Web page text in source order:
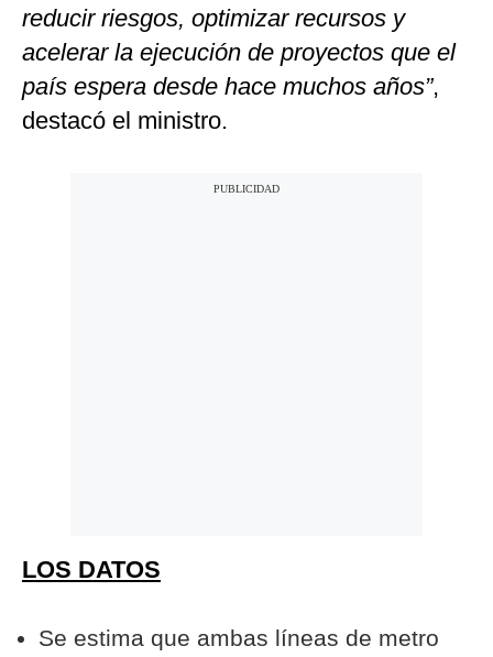
reducir riesgos, optimizar recursos y
acelerar la ejecución de proyectos que el
país espera desde hace muchos años”,
destacó el ministro.
LOS DATOS
Se estima que ambas líneas de metro